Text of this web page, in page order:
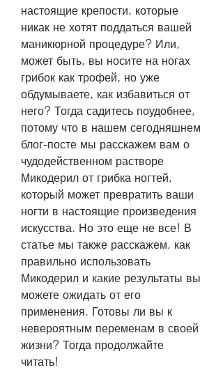
настоящие крепости, которые
никак не хотят поддаться вашей
маникюрной процедуре? Или,
может быть, вы носите на ногах
грибок как трофей, но уже
обдумываете, как избавиться от
него? Тогда садитесь поудобнее,
потому что в нашем сегодняшнем
блог-посте мы расскажем вам о
чудодейственном растворе
Микодерил от грибка ногтей,
который может превратить ваши
ногти в настоящие произведения
искусства. Но это еще не все! В
статье мы также расскажем, как
правильно использовать
Микодерил и какие результаты вы
можете ожидать от его
применения. Готовы ли вы к
невероятным переменам в своей
жизни? Тогда продолжайте
читать!